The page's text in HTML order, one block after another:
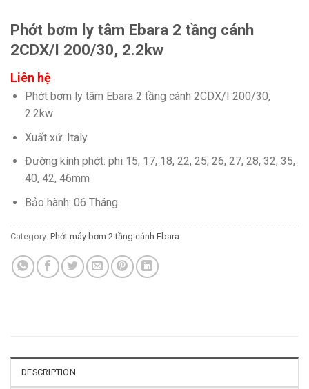
Phớt bơm ly tâm Ebara 2 tầng cánh
2CDX/I 200/30, 2.2kw
Liên hệ
Phớt bơm ly tâm Ebara 2 tầng cánh 2CDX/I 200/30,
2.2kw
Xuất xứ: Italy
Đường kính phớt: phi 15, 17, 18, 22, 25, 26, 27, 28, 32, 35,
40, 42, 46mm
Bảo hành: 06 Tháng
Category: Phớt máy bơm 2 tầng cánh Ebara
DESCRIPTION